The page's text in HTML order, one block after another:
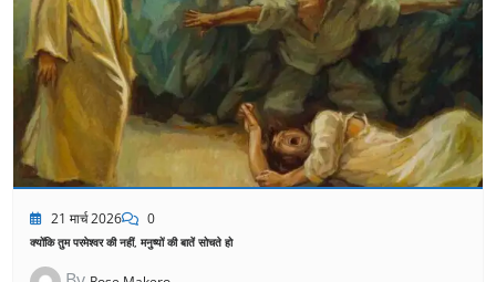
21 मार्च 2026 0
क्योंकि तुम परमेश्वर की नहीं, मनुष्यों की बातें सोचते हो